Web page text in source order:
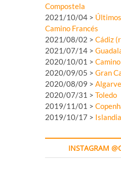
Compostela
2021/10/04 >
Camino Francés
2021/08/02 > Cádiz
2021/07/14 >
2020/10/01 >
2020/09/05 > Gran
2020/08/09 > Algarve
2020/07/31 > Toledo
2019/11/01 >
2019/10/17 > Islandia
INSTAGRAM